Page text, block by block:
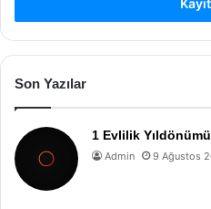
Son Yazılar
1 Evlilik
Admin 9 Ağustos